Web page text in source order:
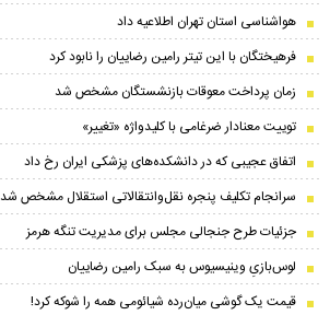
هواشناسی استان تهران اطلاعیه داد
فرهیختگان با این تیتر رامین رضاییان را نابود کرد
زمان پرداخت معوقات بازنشستگان مشخص شد
توییت معنادار ضرغامی با کلیدواژه «تغییر»
اتفاق عجیبی که در دانشکده‌های پزشکی ایران رخ داد
سرانجام تکلیف پنجره نقل‌وانتقالاتی استقلال مشخص شد
جزئیات طرح جنجالی مجلس برای مدیریت تنگه هرمز
لوس‌بازیِ وینیسیوس به سبک رامین رضاییان
قیمت یک گوشی میان‌رده شیائومی همه را شوکه کرد!